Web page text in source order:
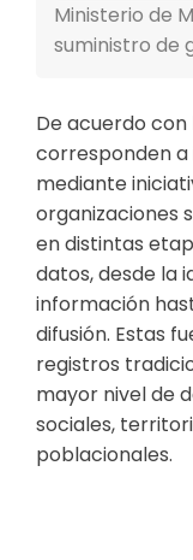
Ministerio de
suministro de
De acuerdo
corresponden
mediante
organizaciones
en distintas
datos, desde la
información
difusión. Estas
registros
mayor nivel de
sociales,
poblacionales.